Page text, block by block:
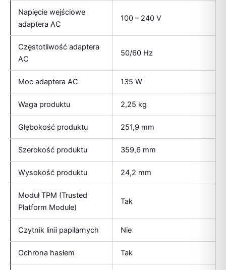
Napięcie wejściowe
adaptera AC
100 – 240 V
Częstotliwość adaptera
AC
50/60 Hz
Moc adaptera AC 135 W
Waga produktu 2,25 kg
Głębokość produktu 251,9 mm
Szerokość produktu 359,6 mm
Wysokość produktu 24,2 mm
Moduł TPM (Trusted
Platform Module)
Tak
Czytnik linii papilarnych Nie
Ochrona hasłem Tak